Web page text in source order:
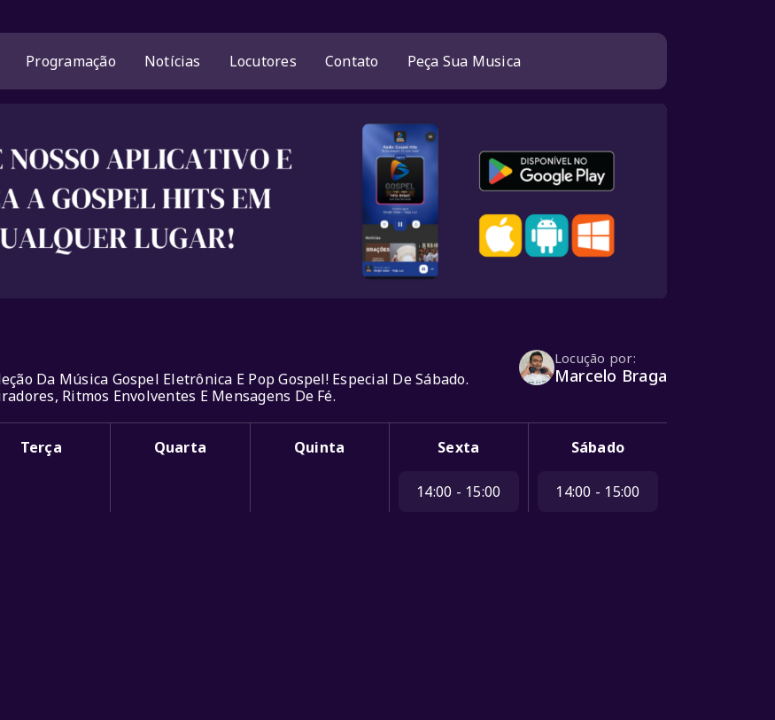
Programação Notícias Locutores Contato Peça Sua Musica
Da Música Gospel Eletrônica E Pop Gospel! Especial De Sábado.
Ritmos Envolventes E Mensagens De Fé.
Locução por:
Marcelo Braga
Terça Quarta Quinta Sexta
14:00 - 15:00
Sábado
14:00 - 15:00